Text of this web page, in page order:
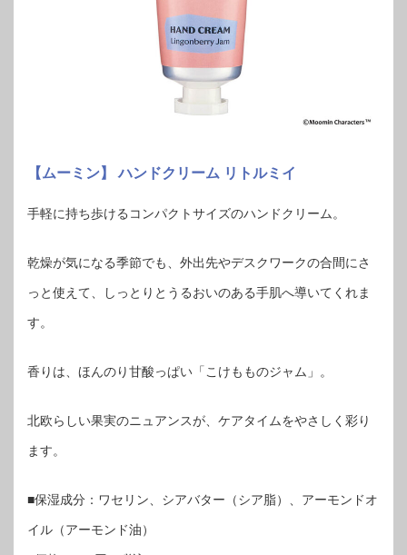
【ムーミン】 ハンドクリーム リトルミイ
手軽に持ち歩けるコンパクトサイズのハンドクリーム。
乾燥が気になる季節でも、外出先やデスクワークの合間にさ
っと使えて、しっとりとうるおいのある手肌へ導いてくれま
す。
香りは、ほんのり甘酸っぱい「こけもものジャム」。
北欧らしい果実のニュアンスが、ケアタイムをやさしく彩り
ます。
■保湿成分：ワセリン、シアバター（シア脂）、アーモンドオ
イル（アーモンド油）